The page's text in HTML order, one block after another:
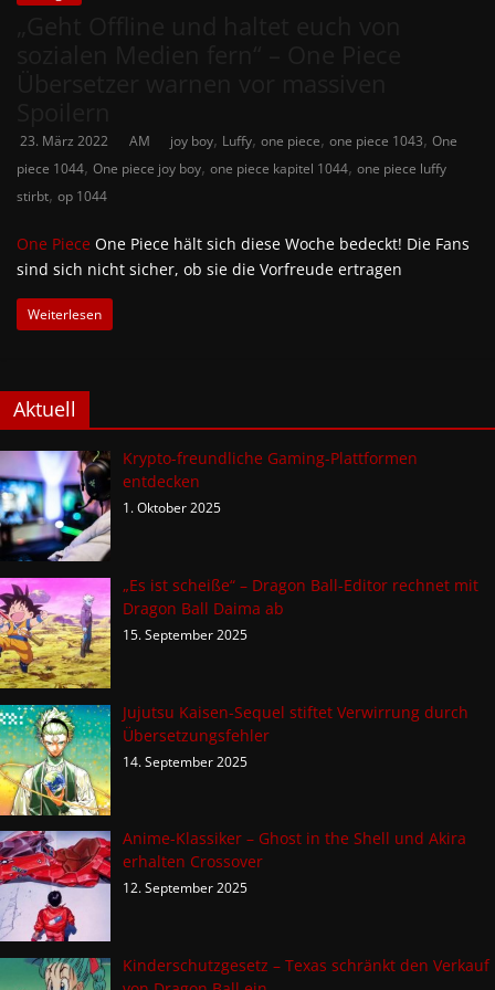
23. März 2022 AM joy boy, Luffy, one piece, one piece 1043, One
piece 1044, One piece joy boy, one piece kapitel 1044, one piece luffy
stirbt, op 1044
One Piece One Piece hält sich diese Woche bedeckt! Die Fans
sind sich nicht sicher, ob sie die Vorfreude ertragen
Weiterlesen
Aktuell
Krypto-freundliche Gaming-Plattformen
entdecken
1. Oktober 2025
„Es ist scheiße“ – Dragon Ball-Editor rechnet mit
Dragon Ball Daima ab
15. September 2025
Jujutsu Kaisen-Sequel stiftet Verwirrung durch
Übersetzungsfehler
14. September 2025
Anime-Klassiker – Ghost in the Shell und Akira
erhalten Crossover
12. September 2025
Kinderschutzgesetz – Texas schränkt den Verkauf